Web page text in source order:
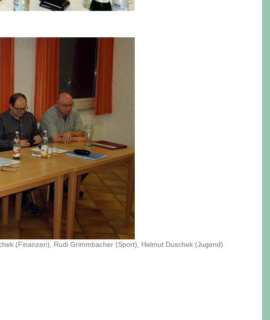
(Finanzen), Rudi Grimmbacher (Sport), Helmut Duschek (Jugend)